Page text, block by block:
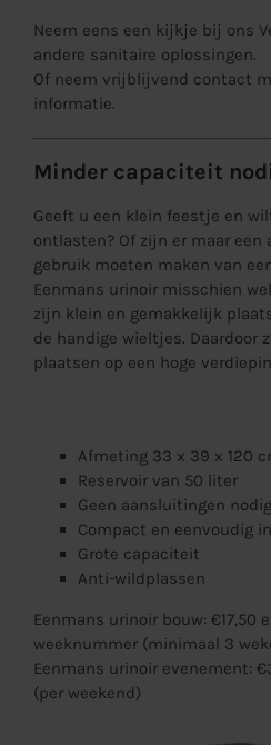
Neem eens een kijkje bij ons
andere sanitaire oplossingen.
Of neem vrijblijvend contact
informatie.
Minder capaciteit
Geeft u een klein feestje en
ontlasten? Of zijn er maar een
gebruik moeten maken van
Eenmans urinoir misschien
zijn klein en gemakkelijk
de handige wieltjes. Daardoor
plaatsen op een hoge
Afmeting 33 x 39 x 120
Reservoir van 50 liter
Geen aansluitingen nodig
Compact en eenvoudig
Grote capaciteit
Anti-wildplassen
Eenmans urinoir bouw: €17,50
weeknummer (minimaal 3
Eenmans urinoir evenement:
(per weekend)